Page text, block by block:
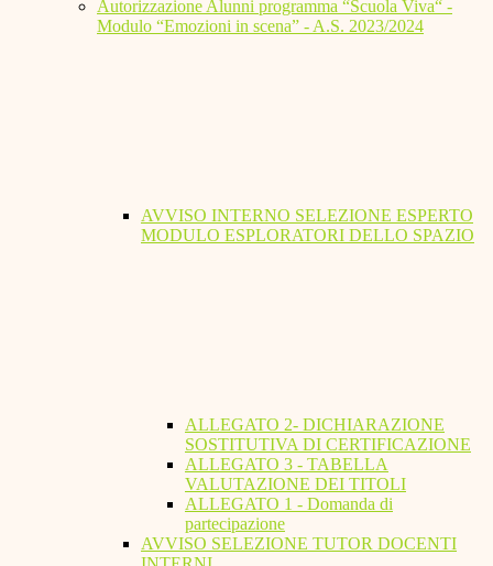
Autorizzazione Alunni programma “Scuola Viva“ -
Modulo “Emozioni in scena” - A.S. 2023/2024
AVVISO INTERNO SELEZIONE ESPERTO
MODULO ESPLORATORI DELLO SPAZIO
ALLEGATO 2- DICHIARAZIONE
SOSTITUTIVA DI CERTIFICAZIONE
ALLEGATO 3 - TABELLA
VALUTAZIONE DEI TITOLI
ALLEGATO 1 - Domanda di
partecipazione
AVVISO SELEZIONE TUTOR DOCENTI